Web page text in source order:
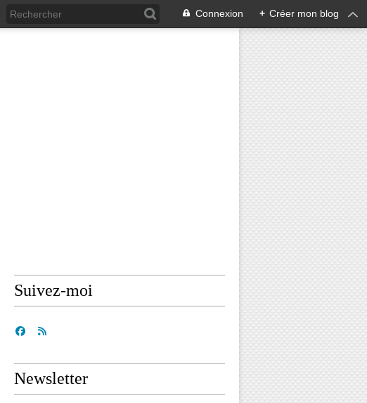
Connexion + Créer mon blog
Suivez-moi
Newsletter